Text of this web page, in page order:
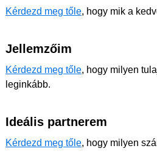
Kérdezd meg tőle, hogy mik a
Jellemzőim
Kérdezd meg tőle, hogy milyen
leginkább.
Ideális partnerem
Kérdezd meg tőle, hogy milyen